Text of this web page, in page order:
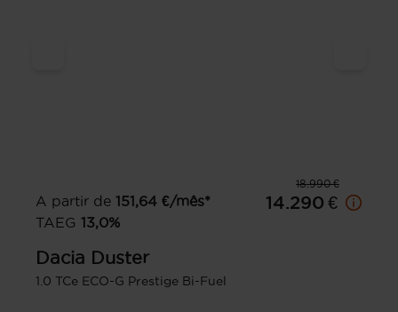
18.990 €
A partir de 151,64 €/mês*
TAEG 13,0%
14.290 €
Dacia Duster
1.0 TCe ECO-G Prestige Bi-Fuel